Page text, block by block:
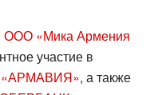
ООО «Мика Армения
участие в
«АРМАВИЯ», а также